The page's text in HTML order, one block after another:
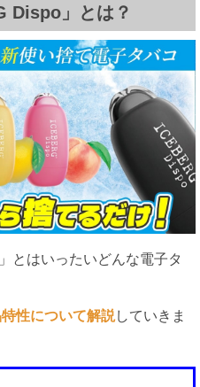
Dispo」とは？
とはいったいどんな電子タ
性について解説していきま